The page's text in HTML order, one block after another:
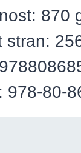
870
stran:
978-80-